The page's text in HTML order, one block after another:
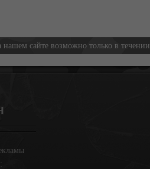
нашем сайте возможно только в